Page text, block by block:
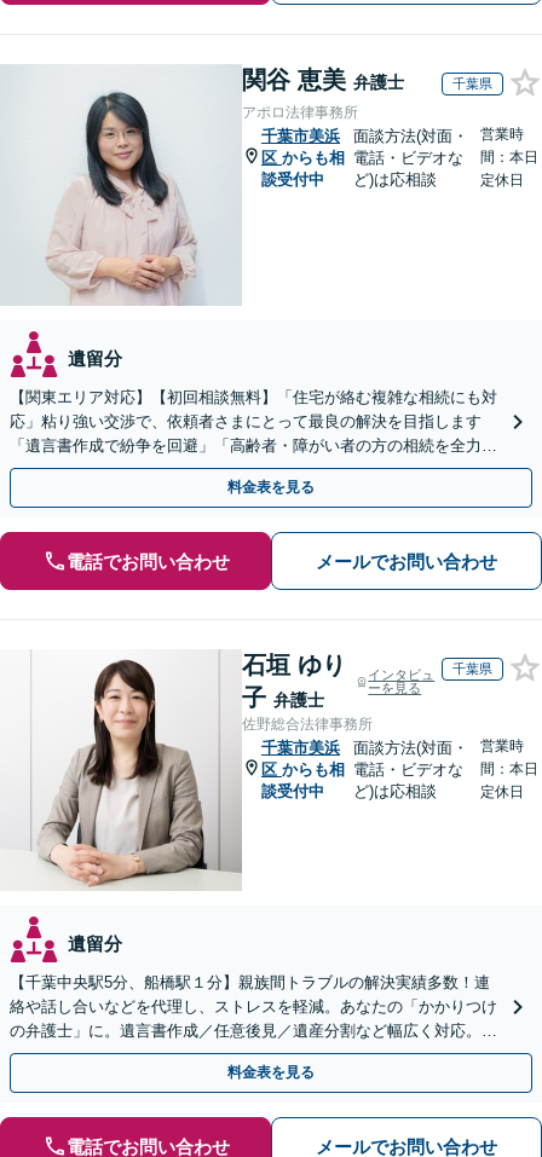
関谷 恵美 弁護士 千葉県
アポロ法律事務所
千葉市美浜
区 からも相
談受付中
面談方法(対面・
電話・ビデオな
ど)は応相談
営業時
間：本日
定休日
遺留分
【関東エリア対応】【初回相談無料】「住宅が絡む複雑な相続にも対
応」粘り強い交渉で、依頼者さまにとって最良の解決を目指します
「遺言書作成で紛争を回避」「高齢者・障がい者の方の相続を全力サ
ポート」【全国出張】【完全個室制】【バリアフリー対応】
料金表を見る
電話でお問い合わせ メールでお問い合わせ
石垣 ゆり
子 弁護士
インタビュ
ーを見る
千葉県
佐野総合法律事務所
千葉市美浜
区 からも相
談受付中
面談方法(対面・
電話・ビデオな
ど)は応相談
営業時
間：本日
定休日
遺留分
【千葉中央駅5分、船橋駅１分】親族間トラブルの解決実績多数！連
絡や話し合いなどを代理し、ストレスを軽減。あなたの「かかりつけ
の弁護士」に。遺言書作成／任意後見／遺産分割など幅広く対応。お
気軽にご相談ください！【初回来所相談30分無料】
料金表を見る
電話でお問い合わせ メールでお問い合わせ